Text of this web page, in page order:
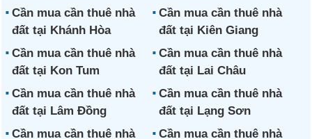
Cần mua cần thuê nhà
đất tại Khánh Hòa
Cần mua cần thuê nhà
đất tại Kiên Giang
Cần mua cần thuê nhà
đất tại Kon Tum
Cần mua cần thuê nhà
đất tại Lai Châu
Cần mua cần thuê nhà
đất tại Lâm Đồng
Cần mua cần thuê nhà
đất tại Lạng Sơn
Cần mua cần thuê nhà
Cần mua cần thuê nhà